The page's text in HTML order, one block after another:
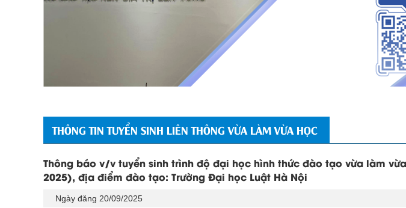
THÔNG TIN TUYỂN SINH LIÊN THÔNG VỪA LÀM VỪA HỌC
Thông báo v/v tuyển sinh trình độ đại học hình thức đào tạo vừa làm
2025), địa điểm đào tạo: Trường Đại học Luật Hà Nội
Ngày đăng 20/09/2025